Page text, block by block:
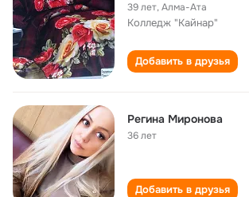
39 лет,Алма-Ата
Колледж "Кайнар"
Добавить в друзья
Регина Миронова
36 лет
Добавить в друзья